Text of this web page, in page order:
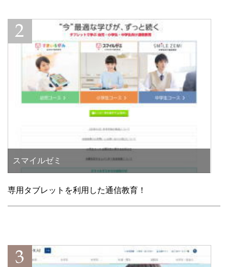
スマイルゼミ
専用タブレットを利用した通信教育！